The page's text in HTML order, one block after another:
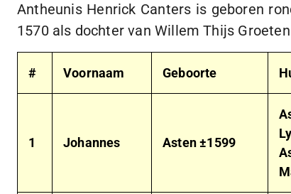
Antheunis Henrick Canters is geboren
1570 als dochter van Willem Thijs
# Voornaam Geboorte
1 Johannes Asten ±1599